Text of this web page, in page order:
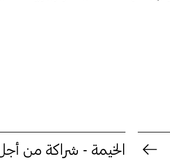
الخيمة - شراكة من